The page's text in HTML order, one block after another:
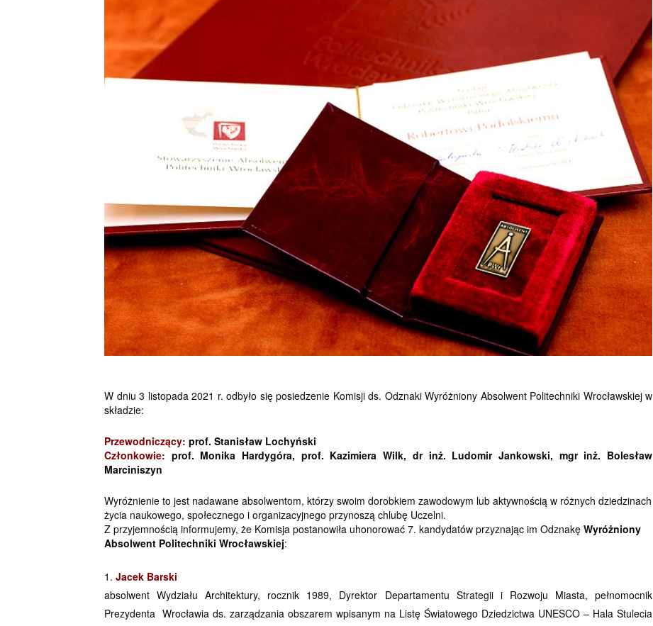
W dniu 3 listopada 2021 r. odbyło się posiedzenie Komisji ds. Odznaki Wyróżniony Absolwent Politechniki Wrocławskiej w
składzie:
Przewodniczący: prof. Stanisław Lochyński
Członkowie: prof. Monika Hardygóra, prof. Kazimiera Wilk, dr inż. Ludomir Jankowski, mgr inż. Bolesław
Marciniszyn
Wyróżnienie to jest nadawane absolwentom, którzy swoim dorobkiem zawodowym lub aktywnością w różnych dziedzinach
życia naukowego, społecznego i organizacyjnego przynoszą chlubę Uczelni.
Z przyjemnością informujemy, że Komisja postanowiła uhonorować 7. kandydatów przyznając im Odznakę Wyróżniony
Absolwent Politechniki Wrocławskiej:
Jacek Barski
absolwent Wydziału Architektury, rocznik 1989, Dyrektor Departamentu Strategii i Rozwoju Miasta, pełnomocnik
Prezydenta Wrocławia ds. zarządzania obszarem wpisanym na Listę Światowego Dziedzictwa UNESCO – Hala Stulecia